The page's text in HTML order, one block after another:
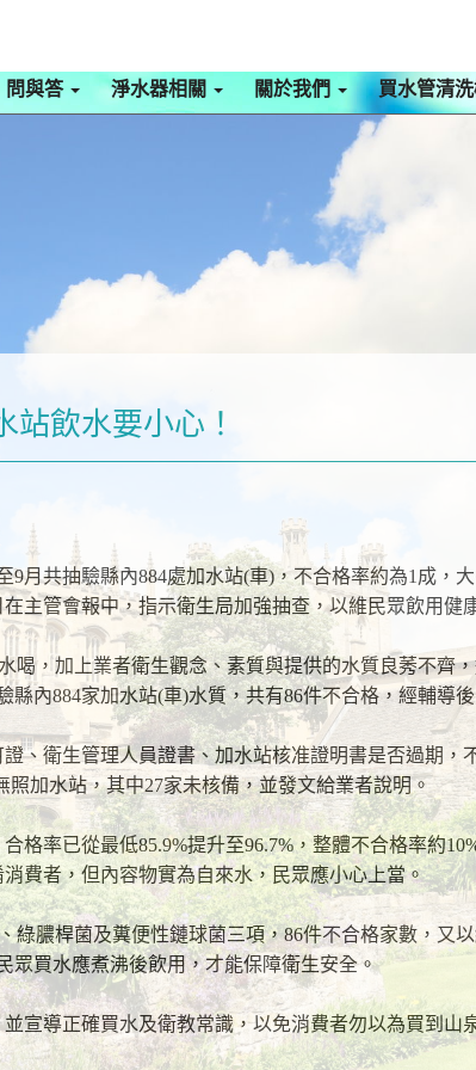
問與答 淨水器相關 關於我們 買水管清
飲水要小心！
月共抽驗縣內884處加水站(車)，不合格率約為1成，
主管會報中，指示衛生局加強抽查，以維民眾飲用健
喝，加上業者衛生觀念、素質與提供的水質良莠不齊
縣內884家加水站(車)水質，共有86件不合格，經輔導
、衛生管理人員證書、加水站核准證明書是否過期，
加水站，其中27家未核備，並發文給業者說明。
格率已從最低85.9%提升至96.7%，整體不合格率約
費者，但內容物實為自來水，民眾應小心上當。
綠膿桿菌及糞便性鏈球菌三項，86件不合格家數，又
眾買水應煮沸後飲用，才能保障衛生安全。
宣導正確買水及衛教常識，以免消費者勿以為買到山